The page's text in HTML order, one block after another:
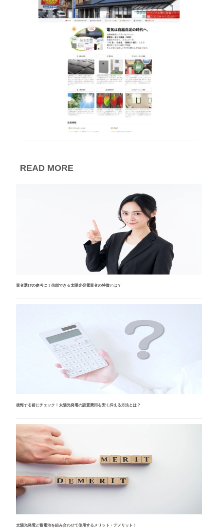
READ MORE
業者選びの参考に！信頼できる太陽光発電業者の特徴とは？
後悔する前にチェック！太陽光発電の設置費用を安く抑える方法とは？
太陽光発電と蓄電池を組み合わせて使用するメリット・デメリット！